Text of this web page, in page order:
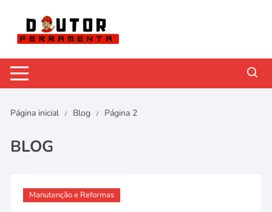
Página inicial Blog Página 2
BLOG
Manutenção e Reformas